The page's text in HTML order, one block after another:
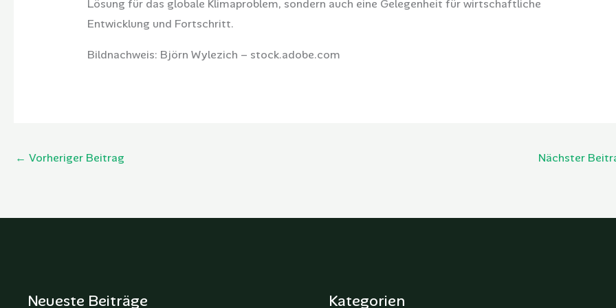
Lösung für das globale Klimaproblem, sondern auch eine Gelegenheit für wirtschaftliche
Entwicklung und Fortschritt.
Bildnachweis: Björn Wylezich – stock.adobe.com
← Vorheriger Beitrag Nächster
Neueste Beiträge Kategorien